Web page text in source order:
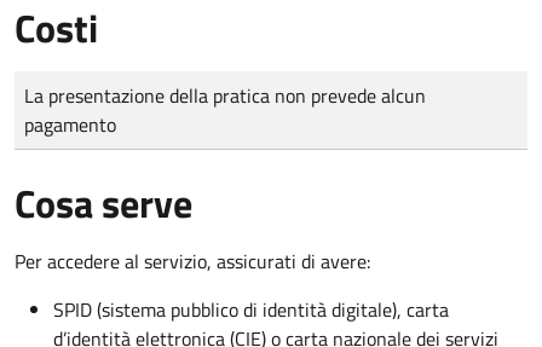
Costi
Tipo di pagamento
Importo
La presentazione della pratica non prevede alcun
pagamento
Cosa serve
Per accedere al servizio, assicurati di avere:
SPID (sistema pubblico di identità digitale), carta
d’identità elettronica (CIE) o carta nazionale dei servizi